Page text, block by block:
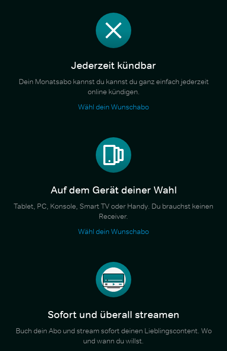
Jederzeit kündbar
Dein Monatsabo kannst du kannst du ganz einfach jederzeit
online kündigen.
Wähl dein Wunschabo
Auf dem Gerät deiner Wahl
Tablet, PC, Konsole, Smart TV oder Handy. Du brauchst keinen
Receiver.
Wähl dein Wunschabo
Sofort und überall streamen
Buch dein Abo und stream sofort deinen Lieblingscontent. Wo
und wann du willst.